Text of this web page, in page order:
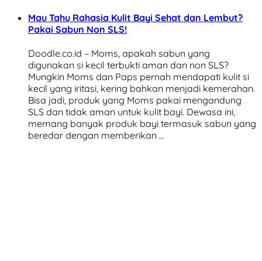
Mau Tahu Rahasia Kulit Bayi Sehat dan Lembut?
Pakai Sabun Non SLS!
Doodle.co.id – Moms, apakah sabun yang
digunakan si kecil terbukti aman dan non SLS?
Mungkin Moms dan Paps pernah mendapati kulit si
kecil yang iritasi, kering bahkan menjadi kemerahan.
Bisa jadi, produk yang Moms pakai mengandung
SLS dan tidak aman untuk kulit bayi. Dewasa ini,
memang banyak produk bayi termasuk sabun yang
beredar dengan memberikan …